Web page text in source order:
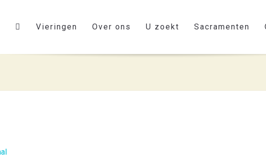
Vieringen Over ons U zoekt Sacramenten